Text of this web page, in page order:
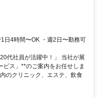
日4時間〜OK ・週2日〜勤務可
代社員が活躍中！」 当社が展
ス」**のご案内をお任せしま
のクリニック、エステ、飲食